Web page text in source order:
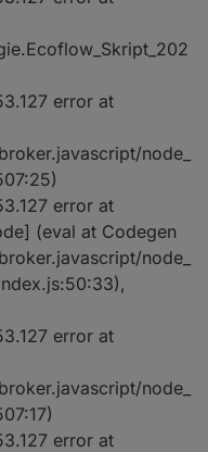
error at
node_
error at
(eval at Codegen
node_
error at
node_
error at